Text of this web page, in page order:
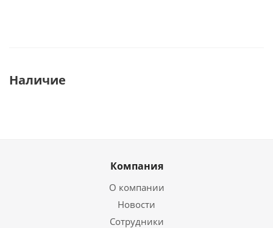
Наличие
Компания
О компании
Новости
Сотрудники